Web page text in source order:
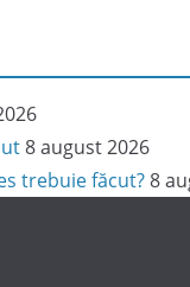
8 august 2026
trebuie făcut?8